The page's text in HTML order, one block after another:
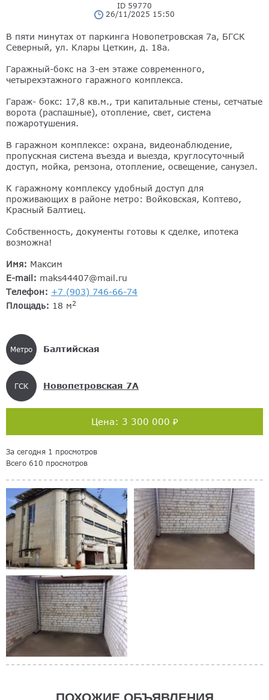
ID 59770
26/11/2025 15:50
В пяти минутах от паркинга Новопетровская 7а, БГСК
Северный, ул. Клары Цеткин, д. 18а.
Гаражный-бокс на 3-ем этаже современного,
четырехэтажного гаражного комплекса.
Гараж- бокс: 17,8 кв.м., три капитальные стены, сетчатые
ворота (распашные), отопление, свет, система
пожаротушения.
В гаражном комплексе: охрана, видеонаблюдение,
пропускная система въезда и выезда, круглосуточный
доступ, мойка, ремзона, отопление, освещение, санузел.
К гаражному комплексу удобный доступ для
проживающих в районе метро: Войковская, Коптево,
Красный Балтиец.
Собственность, документы готовы к сделке, ипотека
возможна!
Имя: Максим
E-mail: maks44407@mail.ru
Телефон: +7 (903) 746-66-74
Площадь: 18 м2
Метро Балтийская
ГСК Новопетровская 7А
Цена: 3 300 000 ₽
За сегодня 1 просмотров
Всего 610 просмотров
ПОХОЖИЕ ОБЪЯВЛЕНИЯ